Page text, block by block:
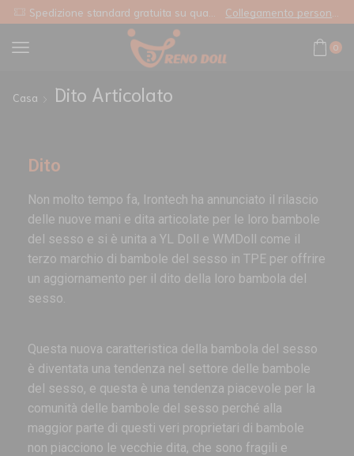
0
Casa Dito Articolato
Dito
Non molto tempo fa, Irontech ha annunciato il rilascio
delle nuove mani e dita articolate per le loro bambole
del sesso e si è unita a YL Doll e WMDoll come il
terzo marchio di bambole del sesso in TPE per offrire
un aggiornamento per il dito della loro bambola del
sesso.
Questa nuova caratteristica della bambola del sesso
è diventata una tendenza nel settore delle bambole
del sesso, e questa è una tendenza piacevole per la
comunità delle bambole del sesso perché alla
maggior parte di questi veri proprietari di bambole
non piacciono le vecchie dita, che sono fragili e